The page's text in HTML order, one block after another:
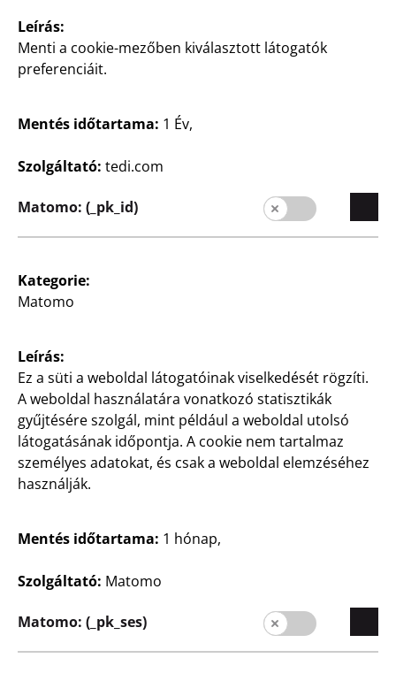
rendszerező
3 rekesz, poliészter,
fehér, darabja
weiß, je
Háztartás
Kozmetikai
rekesz szájfényeknek,
darabja
650
6000
Háztartás
Műanyag vállfa
nadrág tartóval és
fém, kerekekkel, 3 kosár,
fekete, kb. 38,5 x 26 x 86
Leírás:
Menti a cookie-mezőben kiválasztott látogatók
preferenciáit.
Mentés időtartama: 1 Év,
Szolgáltató: tedi.com
Matomo: (_pk_id)
Kategorie:
Matomo
Leírás:
Ez a süti a weboldal látogatóinak viselkedését rögzíti.
A weboldal használatára vonatkozó statisztikák
gyűjtésére szolgál, mint például a weboldal utolsó
látogatásának időpontja. A cookie nem tartalmaz
személyes adatokat, és csak a weboldal elemzéséhez
használják.
Mentés időtartama: 1 hónap,
Szolgáltató: Matomo
Matomo: (_pk_ses)